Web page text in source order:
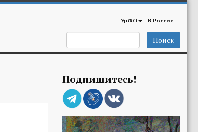
УрФО В России
Поиск
Подпишитесь!